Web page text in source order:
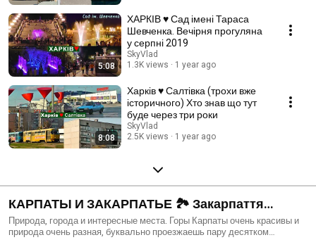
5:08
ХАРКІВ ♥ Сад імені Тараса
Шевченка. Вечірня прогуляна
у серпні 2019
SkyVlad
1.3K views
1 year ago
8:08
Харків ♥ Салтівка (трохи вже
історичного) Хто знав що тут
буде через три роки
SkyVlad
2.5K views
1 year ago
КАРПАТЫ И ЗАКАРПАТЬЕ 🏞️ Закарпаття
Західна Україна
Природа, города и интересные места. Горы Карпаты очень красивы и
природа очень разная, буквально проезжаешь пару десятком